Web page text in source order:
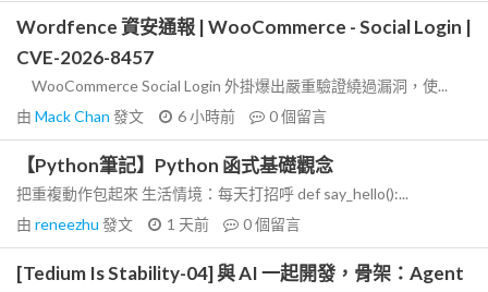
Wordfence 資安通報 | WooCommerce - Social Login |
CVE-2026-8457
WooCommerce Social Login 外掛爆出嚴重驗證繞過漏洞，使...
由 Mack Chan 發文 6 小時前 0個留言
【Python筆記】Python 函式基礎觀念
把重複動作包起來 生活情境：每天打招呼 def say_hello():...
由 reneezhu 發文 1 天前 0個留言
[Tedium Is Stability-04] 與 AI 一起開發，骨架：Agent